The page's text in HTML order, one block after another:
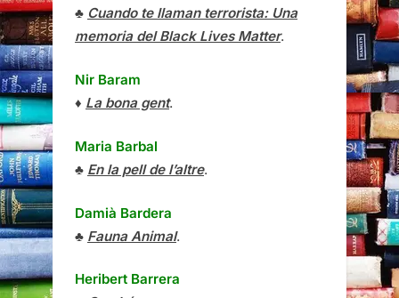
♣ Cuando te llaman terrorista: Una
memoria del Black Lives Matter.
Nir Baram
♦ La bona gent.
Maria Barbal
♣ En la pell de l’altre.
Damià Bardera
♣ Fauna Animal.
Heribert Barrera